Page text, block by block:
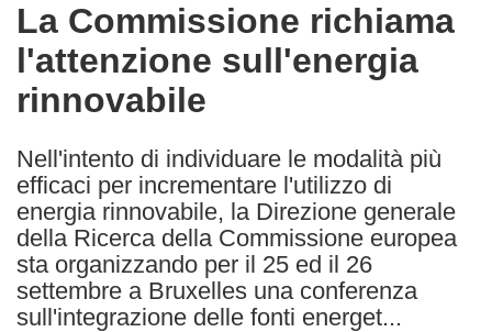
the
following
languages:
La Commissione richiama
l'attenzione sull'energia
rinnovabile
Nell'intento di individuare le modalità più
efficaci per incrementare l'utilizzo di
energia rinnovabile, la Direzione generale
della Ricerca della Commissione europea
sta organizzando per il 25 ed il 26
settembre a Bruxelles una conferenza
sull'integrazione delle fonti energet...